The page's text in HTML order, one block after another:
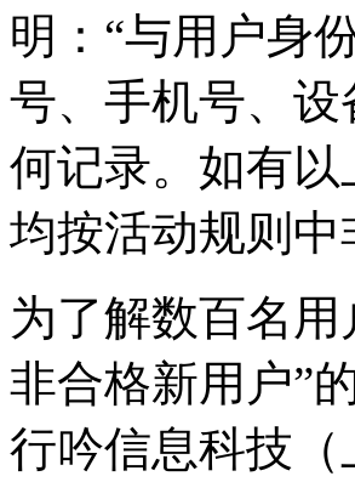
明：“与用户身
号、手机号、
何记录。如有
均按活动规则
为了解数百名
非合格新用户”
行吟信息科技